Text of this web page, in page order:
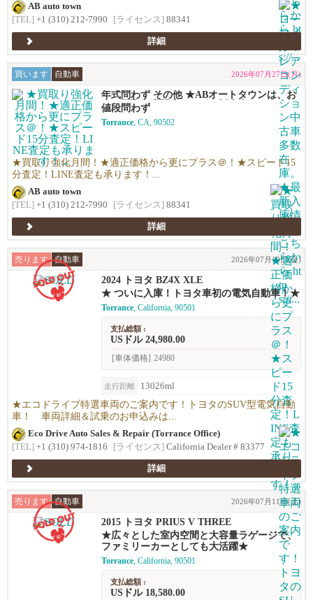
AB auto town
[TEL] +1 (310) 212-7990 [ライセンス] 88341
詳細
買います 自動車 2026年07月27日(月)
年式問わず その他 ★ABオートタウンは、お
車の買取り専門店です！★販売力があるから
高く買える！シンプルで高い！独自の相場で
高価買い取りします！★優しい査定で’納得の
価格！高価買い取りします！★年末ご売却予
定の無料査定を実施中！年末の売却予定の方
も早期査定は更にお得！★日本車、アメ車、
欧州車なんでも買います！
値段問わず
Torrance, CA, 90502
★買取り強化月間！★適正価格から更にプラス＠！★スピード15
分査定！LINE査定も承ります！...
AB auto town
[TEL] +1 (310) 212-7990 [ライセンス] 88341
詳細
売ります 自動車 2026年07月10日(金)
2024 トヨタ BZ4X XLE
★ ついに入庫！トヨタ車初の電気自動車！★
Torrance, California, 90501
支払総額 :
USドル 24,980.00
[車体価格] 24980
走行距離 13026ml
★エコドライブ特選車両のご案内です！トヨタのSUV型電気自動
車！ 車両詳細＆試乗のお申込みは...
Eco Drive Auto Sales & Repair (Torrance Office)
[TEL] +1 (310) 974-1816 [ライセンス] California Dealer # 83377
詳細
売ります 自動車 2026年07月11日(土)
2015 トヨタ PRIUS V THREE
★広々とした室内空間と大容量ラゲージで、
ファミリーカーとしても大活躍★
Torrance, California, 90501
支払総額 :
USドル 18,580.00